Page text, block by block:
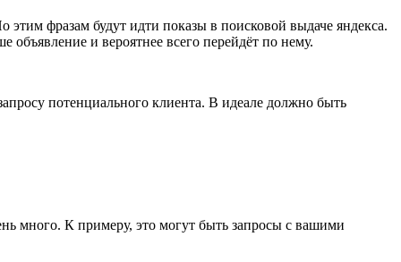
фразам будут идти показы в поисковой выдаче яндекса.
объявление и вероятнее всего перейдёт по нему.
потенциального клиента. В идеале должно быть
много. К примеру, это могут быть запросы с вашими